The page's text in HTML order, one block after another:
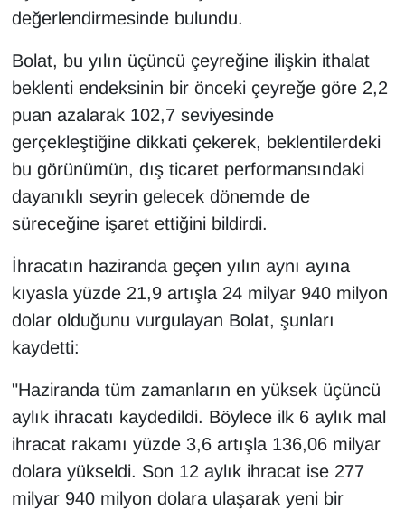
değerlendirmesinde bulundu.
Bolat, bu yılın üçüncü çeyreğine ilişkin ithalat
beklenti endeksinin bir önceki çeyreğe göre 2,2
puan azalarak 102,7 seviyesinde
gerçekleştiğine dikkati çekerek, beklentilerdeki
bu görünümün, dış ticaret performansındaki
dayanıklı seyrin gelecek dönemde de
süreceğine işaret ettiğini bildirdi.
İhracatın haziranda geçen yılın aynı ayına
kıyasla yüzde 21,9 artışla 24 milyar 940 milyon
dolar olduğunu vurgulayan Bolat, şunları
kaydetti:
"Haziranda tüm zamanların en yüksek üçüncü
aylık ihracatı kaydedildi. Böylece ilk 6 aylık mal
ihracat rakamı yüzde 3,6 artışla 136,06 milyar
dolara yükseldi. Son 12 aylık ihracat ise 277
milyar 940 milyon dolara ulaşarak yeni bir